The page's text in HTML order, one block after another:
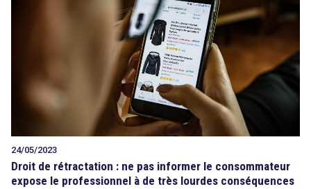
Tout sur le droit de l'innovation
Rechercher
CONTACT
24/05/2023
Droit de rétractation : ne pas informer le consommateur
expose le professionnel à de très lourdes conséquences